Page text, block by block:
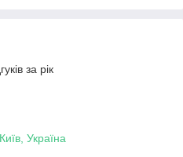
за рік
Україна